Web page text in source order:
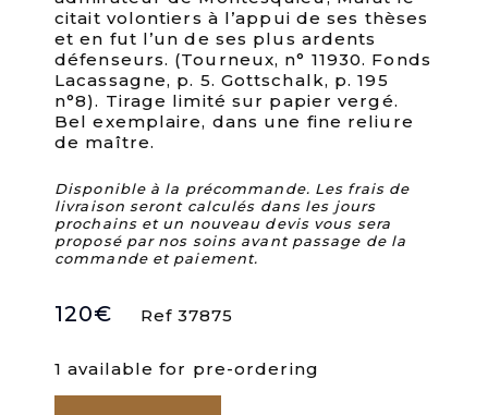
citait volontiers à l’appui de ses thèses
et en fut l’un de ses plus ardents
défenseurs. (Tourneux, n° 11930. Fonds
Lacassagne, p. 5. Gottschalk, p. 195
n°8). Tirage limité sur papier vergé.
Bel exemplaire, dans une fine reliure
de maître.
Disponible à la précommande. Les frais de
livraison seront calculés dans les jours
prochains et un nouveau devis vous sera
proposé par nos soins avant passage de la
commande et paiement.
120€ Ref 37875
1 available for pre-ordering